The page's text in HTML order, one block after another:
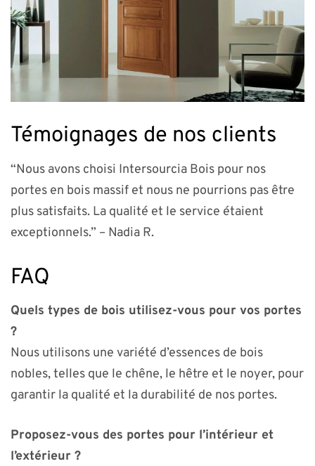
Témoignages de nos clients
“Nous avons choisi Intersourcia Bois pour nos
portes en bois massif et nous ne pourrions pas être
plus satisfaits. La qualité et le service étaient
exceptionnels.” – Nadia R.
FAQ
Quels types de bois utilisez-vous pour vos portes
?
Nous utilisons une variété d’essences de bois
nobles, telles que le chêne, le hêtre et le noyer, pour
garantir la qualité et la durabilité de nos portes.
Proposez-vous des portes pour l’intérieur et
l’extérieur ?